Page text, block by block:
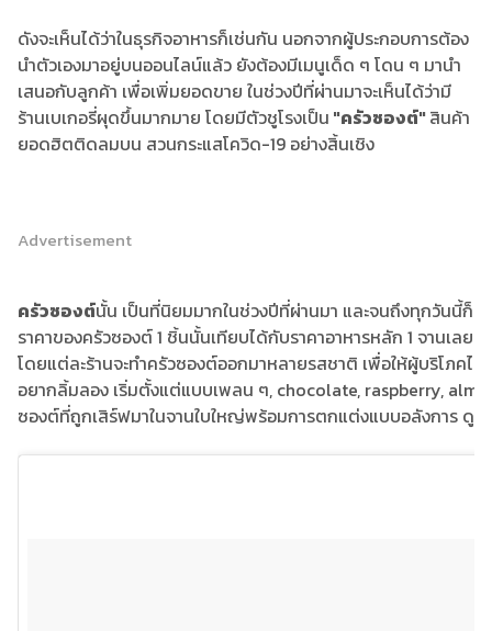
ดังจะเห็นได้ว่าในธุรกิจอาหารก็เช่นกัน นอกจากผู้ประกอบการต้อง
นำตัวเองมาอยู่บนออนไลน์แล้ว ยังต้องมีเมนูเด็ด ๆ โดน ๆ มานำ
เสนอกับลูกค้า เพื่อเพิ่มยอดขาย ในช่วงปีที่ผ่านมาจะเห็นได้ว่ามี
ร้านเบเกอรี่ผุดขึ้นมากมาย โดยมีตัวชูโรงเป็น "ครัวซองต์"สินค้า
ยอดฮิตติดลมบน สวนกระแสโควิด-19 อย่างสิ้นเชิง
Advertisement
ครัวซองต์นั้น เป็นที่นิยมมากในช่วงปีที่ผ่านมา และจนถึงทุกวันนี้ก็ยั
ราคาของครัวซองต์ 1 ชิ้นนั้นเทียบได้กับราคาอาหารหลัก 1 จานเลย
โดยแต่ละร้านจะทำครัวซองต์ออกมาหลายรสชาติ เพื่อให้ผู้บริโภคไ
อยากลิ้มลอง เริ่มตั้งแต่แบบเพลน ๆ, chocolate, raspberry,
ซองต์ที่ถูกเสิร์ฟมาในจานใบใหญ่พร้อมการตกแต่งแบบอลังการ ดู